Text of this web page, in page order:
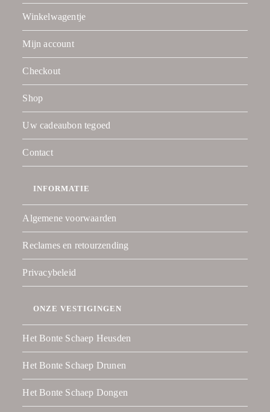
Winkelwagentje
Mijn account
Checkout
Shop
Uw cadeaubon tegoed
Contact
INFORMATIE
Algemene voorwaarden
Reclames en retourzending
Privacybeleid
ONZE VESTIGINGEN
Het Bonte Schaep Heusden
Het Bonte Schaep Drunen
Het Bonte Schaep Dongen